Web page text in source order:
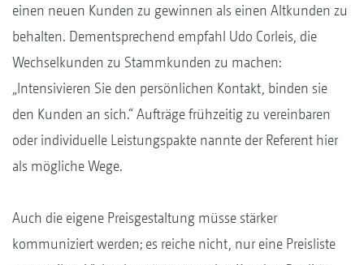
einen neuen Kunden zu gewinnen als einen Altkunden zu
behalten. Dementsprechend empfahl Udo Corleis, die
Wechselkunden zu Stammkunden zu machen:
„Intensivieren Sie den persönlichen Kontakt, binden sie
den Kunden an sich.“ Aufträge frühzeitig zu vereinbaren
oder individuelle Leistungspakte nannte der Referent hier
als mögliche Wege.
Auch die eigene Preisgestaltung müsse stärker
kommuniziert werden; es reiche nicht, nur eine Preisliste